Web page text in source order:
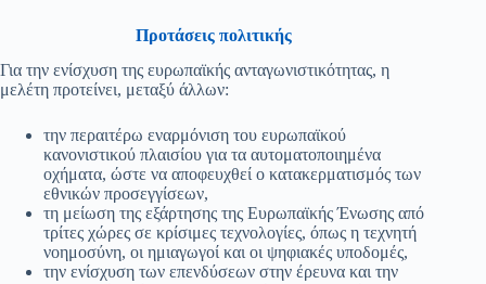
Προτάσεις πολιτικής
Για την ενίσχυση της ευρωπαϊκής ανταγωνιστικότητας, η
μελέτη προτείνει, μεταξύ άλλων:
την περαιτέρω εναρμόνιση του ευρωπαϊκού
κανονιστικού πλαισίου για τα αυτοματοποιημένα
οχήματα, ώστε να αποφευχθεί ο κατακερματισμός των
εθνικών προσεγγίσεων,
τη μείωση της εξάρτησης της Ευρωπαϊκής Ένωσης από
τρίτες χώρες σε κρίσιμες τεχνολογίες, όπως η τεχνητή
νοημοσύνη, οι ημιαγωγοί και οι ψηφιακές υποδομές,
την ενίσχυση των επενδύσεων στην έρευνα και την